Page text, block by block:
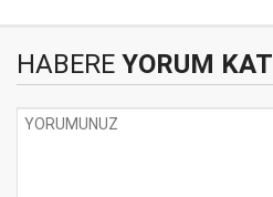
HABERE YORUM KAT